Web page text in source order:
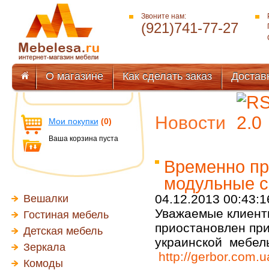
Звоните нам:
(921)741-77-27
О магазине Как сделать заказ
Мои покупки (0)
Ваша корзина пуста
Вешалки
Гостиная мебель
Детская мебель
Зеркала
Комоды
Новости
Временно
модульные
04.12.2013
Уважаемые
приостановлен
украинской
http://